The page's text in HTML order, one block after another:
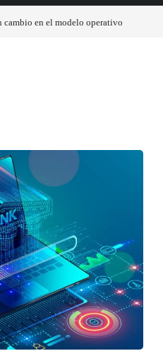
cambio en el modelo operativo